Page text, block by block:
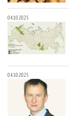
04.10.2025
04.10.2025